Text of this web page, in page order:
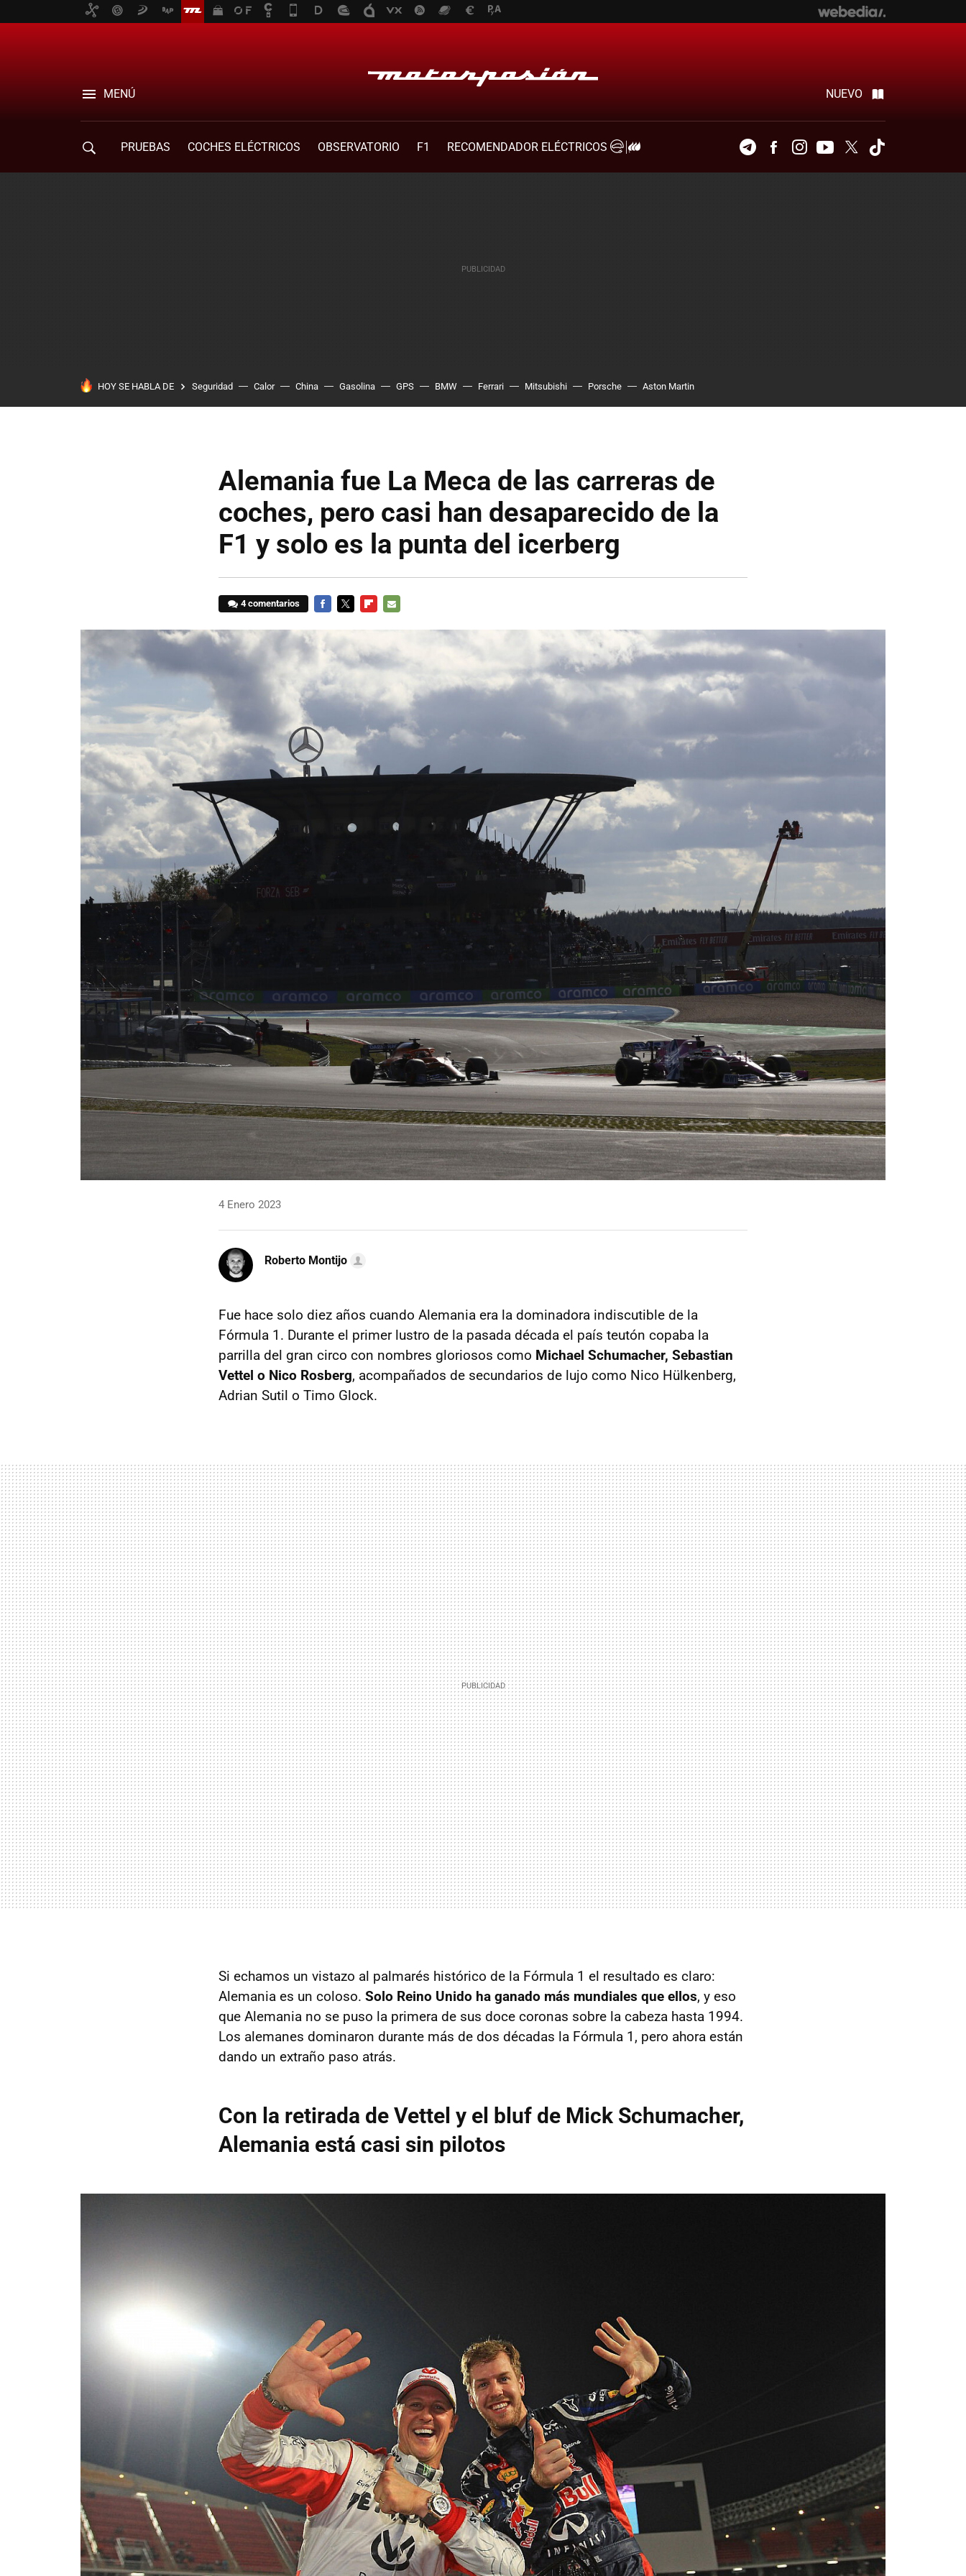
MENÚ NUEVO
PRUEBAS COCHES ELÉCTRICOS OBSERVATORIO F1
RECOMENDADOR ELÉCTRICOS
TelegramFacebookInstagramYoutubeTwitter
HOY SE HABLA DE Seguridad Calor China Gasolina GPS BMW Ferrari Mitsubishi Porsche Aston Martin
Alemania fue La Meca de las carreras de
coches, pero casi han desaparecido de la
F1 y solo es la punta del icerberg
4 comentarios
4 Enero 2023
Roberto Montijo
Fue hace solo diez años cuando Alemania era la dominadora indiscutible de la
Fórmula 1. Durante el primer lustro de la pasada década el país teutón copaba la
parrilla del gran circo con nombres gloriosos como Michael Schumacher, Sebastian
Vettel o Nico Rosberg, acompañados de secundarios de lujo como Nico Hülkenberg,
Adrian Sutil o Timo Glock.
Si echamos un vistazo al palmarés histórico de la Fórmula 1 el resultado es claro:
Alemania es un coloso. Solo Reino Unido ha ganado más mundiales que ellos, y eso
que Alemania no se puso la primera de sus doce coronas sobre la cabeza hasta 1994.
Los alemanes dominaron durante más de dos décadas la Fórmula 1, pero ahora están
dando un extraño paso atrás.
Con la retirada de Vettel y el bluf de Mick Schumacher,
Alemania está casi sin pilotos